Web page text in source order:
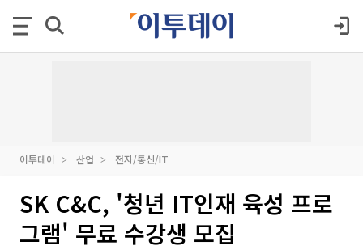
이투데이 산업 전자/통신/IT
SK C&C, '청년 IT인재 육성 프로
그램' 무료 수강생 모집